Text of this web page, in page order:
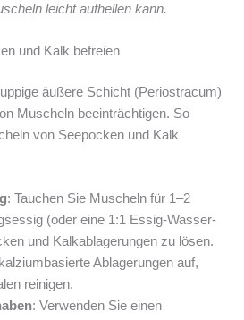
leicht aufhellen kann.
und Kalk befreien
äußere Schicht (Periostracum)
Muscheln beeinträchtigen. So
von Seepocken und Kalk
: Tauchen Sie Muscheln für 1–2
(oder eine 1:1 Essig-Wasser-
und Kalkablagerungen zu lösen.
Ablagerungen auf,
reinigen.
: Verwenden Sie einen